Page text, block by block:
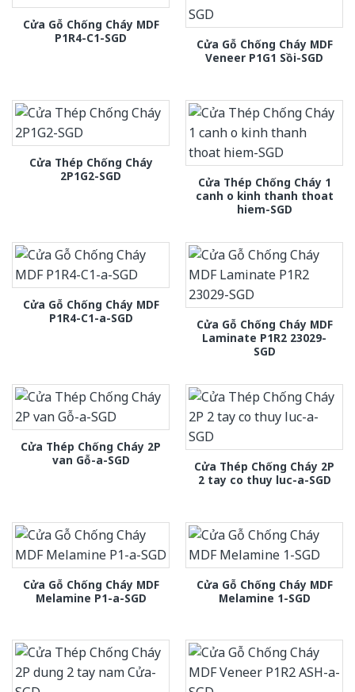
Cửa Gỗ Chống Cháy MDF
P1R4-C1-SGD
Cửa Gỗ Chống Cháy MDF
Veneer P1G1 Sồi-SGD
Cửa Thép Chống Cháy
2P1G2-SGD
Cửa Thép Chống Cháy 1
canh o kinh thanh thoat
hiem-SGD
Cửa Gỗ Chống Cháy MDF
P1R4-C1-a-SGD
Cửa Gỗ Chống Cháy MDF
Laminate P1R2 23029-
SGD
Cửa Thép Chống Cháy 2P
van Gỗ-a-SGD
Cửa Thép Chống Cháy 2P
2 tay co thuy luc-a-SGD
Cửa Gỗ Chống Cháy MDF
Melamine P1-a-SGD
Cửa Gỗ Chống Cháy MDF
Melamine 1-SGD